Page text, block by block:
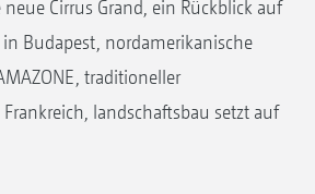
neue Cirrus Grand, ein Rückblick auf
in Budapest, nordamerikanische
traditioneller
landschaftsbau setzt auf